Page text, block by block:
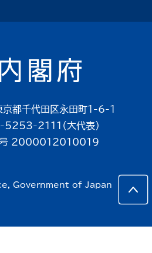
都千代田区永田町1-6-1
2111（大代表）
号 2000012010019
Government of Japan